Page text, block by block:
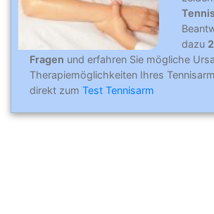
dazu
Fragen und erfahren Sie mögliche
Therapiemöglichkeiten Ihres
direkt zum Test Tennisarm